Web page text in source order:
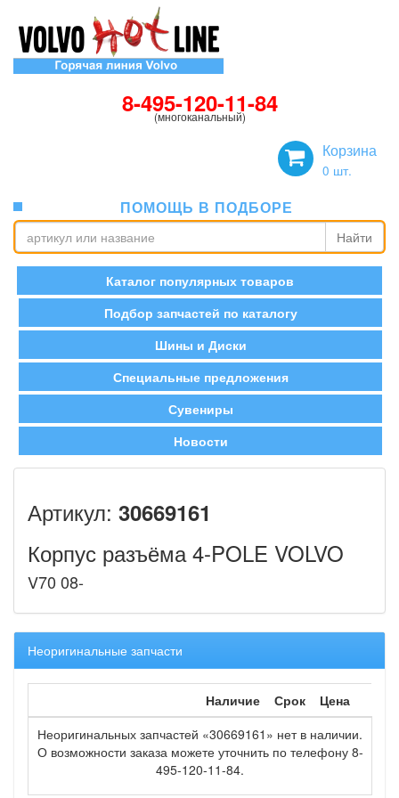
8-495-120-11-84
(многоканальный)
Корзина
0 шт.
ПОМОЩЬ В ПОДБОРЕ
Найти
Каталог популярных товаров
Подбор запчастей по каталогу
Шины и Диски
Специальные предложения
Сувениры
Новости
Артикул: 30669161
Корпус разъёма 4-POLE VOLVO
V70 08-
Неоригинальные запчасти
Наличие Срок
Цена
Неоригинальных запчастей «30669161» нет в наличии.
О возможности заказа можете уточнить по телефону 8-
495-120-11-84.